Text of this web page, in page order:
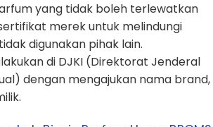
yang tidak boleh terlewatkan
merek untuk melindungi
digunakan pihak lain.
di DJKI (Direktorat Jenderal
dengan mengajukan nama brand,